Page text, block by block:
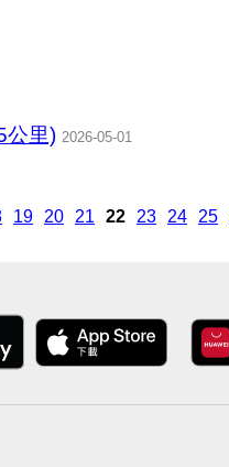
公里) 2026-05-01
19 20 21 22 23 24 25